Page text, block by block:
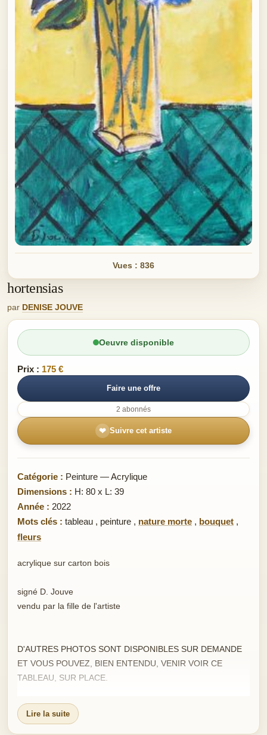
Vues : 836
hortensias
par DENISE JOUVE
Oeuvre disponible
Prix : 175 €
Faire une offre
2 abonnés
❤ Suivre cet artiste
Catégorie : Peinture — Acrylique
Dimensions : H: 80 x L: 39
Année : 2022
Mots clés : tableau , peinture , nature morte , bouquet ,
fleurs
acrylique sur carton bois
signé D. Jouve
vendu par la fille de l'artiste
D'AUTRES PHOTOS SONT DISPONIBLES SUR DEMANDE
ET VOUS POUVEZ, BIEN ENTENDU, VENIR VOIR CE
TABLEAU, SUR PLACE.
Envoi protégé : COLISSIMO RECOMMANDE / papier bulle +
2 couches de carton.frais de port 20 euros
Lire la suite